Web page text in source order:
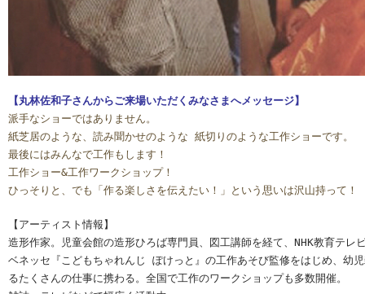
【丸林佐和子さんからご来場いただくみなさまへメッセージ】
派手なショーではありません。
紙芝居のような、読み聞かせのような 紙切りのような工作ショーです。
最後にはみんなで工作もします！
工作ショー&工作ワークショップ！
ひっそりと、でも「作る楽しさを伝えたい！」という思いは沢山持って
【アーティスト情報】
造形作家。児童会館の造形ひろば専門員、図工講師を経て、NHK教育テ
ベネッセ『こどもちゃれんじ ぽけっと』の工作あそび監修をはじめ、幼
るたくさんの仕事に携わる。全国で工作のワークショップも多数開催。